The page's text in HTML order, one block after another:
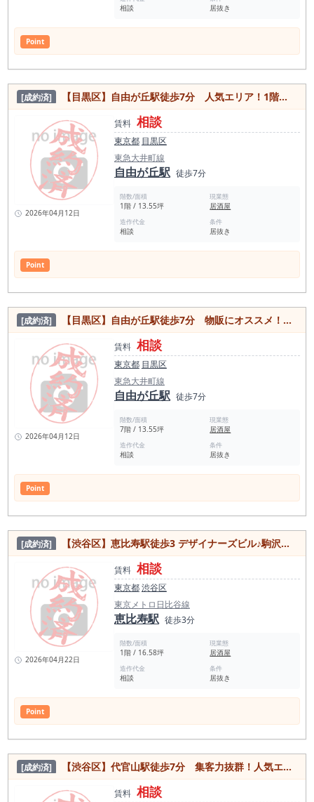
相談 居抜き
Point
[成約済] 【目黒区】自由が丘駅徒歩7分 人気エリア！1階路面で視認性良好◎居抜き物件
2026年04月12日
賃料 相談
東京都 目黒区
東急大井町線
自由が丘駅 徒歩7分
階数/面積
1階 / 13.55坪
現業態
居酒屋
造作代金
相談
条件
居抜き
Point
[成約済] 【目黒区】自由が丘駅徒歩7分 物販にオススメ！人気の自由通りに面した居抜き物件
2026年04月12日
賃料 相談
東京都 目黒区
東急大井町線
自由が丘駅 徒歩7分
階数/面積
7階 / 13.55坪
現業態
居酒屋
造作代金
相談
条件
居抜き
Point
[成約済] 【渋谷区】恵比寿駅徒歩3 デザイナーズビル♪駒沢通り沿いの1階路面居抜き物件
2026年04月22日
賃料 相談
東京都渋谷区
東京メトロ日比谷線
恵比寿駅 徒歩3分
階数/面積
1階 / 16.58坪
現業態
居酒屋
造作代金
相談
条件
居抜き
Point
[成約済] 【渋谷区】代官山駅徒歩7分 集客力抜群！人気エリアの1階路面店舗
賃料 相談